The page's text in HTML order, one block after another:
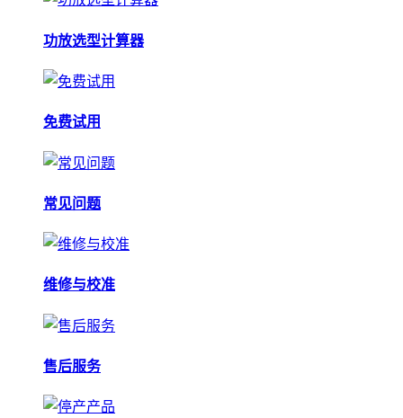
功放选型计算器
免费试用
常见问题
维修与校准
售后服务